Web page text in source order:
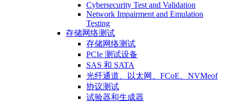
Cybersecurity Test and Validation
Network Impairment and Emulation
Testing
存储网络测试
存储网络测试
PCIe 测试设备
SAS 和 SATA
光纤通道、以太网、FCoE、NVMeof
协议测试
试验器和生成器